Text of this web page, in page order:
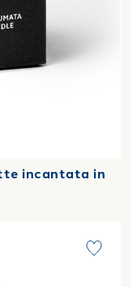
incantata in
Regalo festa di